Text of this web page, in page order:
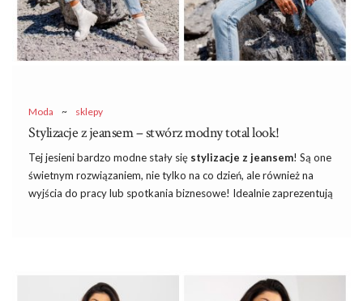
stóp …
Moda ~ sklepy
Stylizacje z jeansem – stwórz modny total look!
Tej jesieni bardzo modne stały się stylizacje z jeansem! Są one
świetnym rozwiązaniem, nie tylko na co dzień, ale również na
wyjścia do pracy lub spotkania biznesowe! Idealnie zaprezentują